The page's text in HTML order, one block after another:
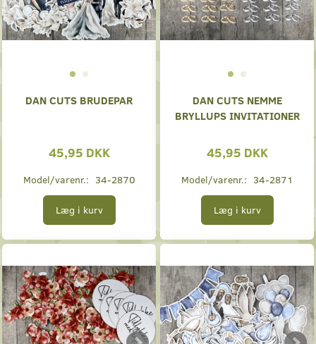
DAN CUTS BRUDEPAR
45,95 DKK
Model/varenr.: 34-2870
Læg i kurv
DAN CUTS NEMME
BRYLLUPS INVITATIONER
45,95 DKK
Model/varenr.: 34-2871
Læg i kurv